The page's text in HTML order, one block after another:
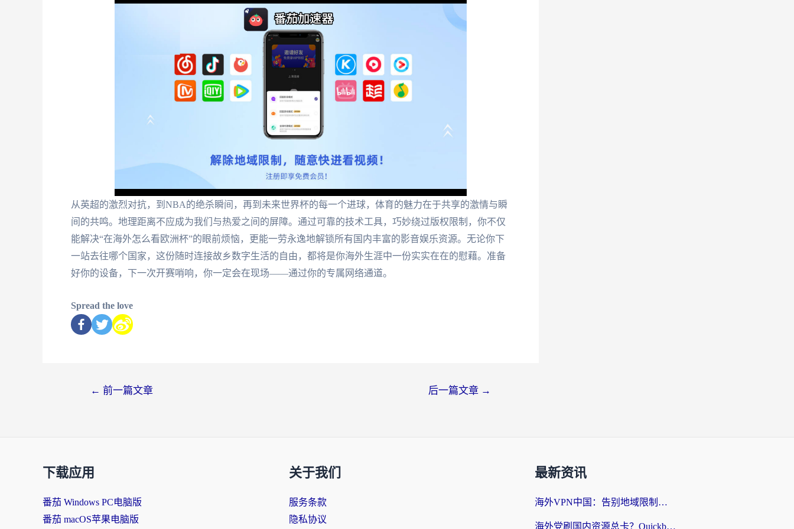
从英超的激烈对抗，到NBA的绝杀瞬间，再到未来世界杯的每一个进球，体育的魅力在于共享的激情与瞬
间的共鸣。地理距离不应成为我们与热爱之间的屏障。通过可靠的技术工具，巧妙绕过版权限制，你不仅
能解决“在海外怎么看欧洲杯”的眼前烦恼，更能一劳永逸地解锁所有国内丰富的影音娱乐资源。无论你下
一站去往哪个国家，这份随时连接故乡数字生活的自由，都将是你海外生涯中一份实实在在的慰藉。准备
好你的设备，下一次开赛哨响，你一定会在现场——通过你的专属网络通道。
Spread the love
← 前一篇文章 后一篇文章 →
下载应用
番茄 Windows PC电脑版
番茄 macOS苹果电脑版
关于我们
服务条款
隐私协议
最新资讯
海外VPN中国：告别地域限制，留学生与华人如何轻松刷国内剧、玩国服？
海外党刷国内资源总卡？Quickback和采集蜂好用吗？这篇指南帮你避坑